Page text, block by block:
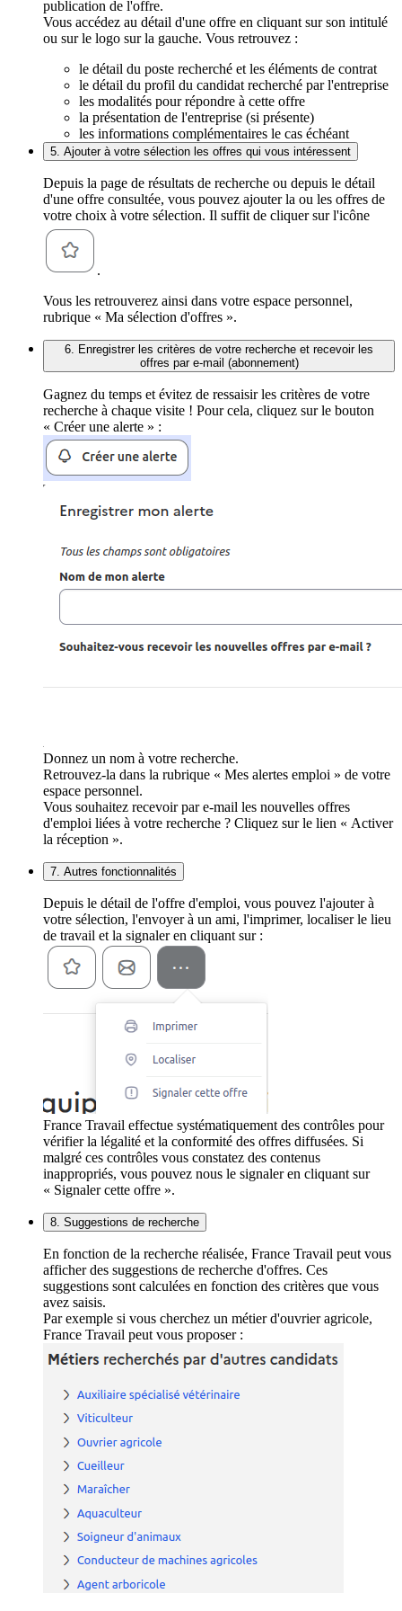
publication de l'offre.
Vous accédez au détail d'une offre en cliquant sur son intitulé
ou sur le logo sur la gauche. Vous retrouvez :
le détail du poste recherché et les éléments de contrat
le détail du profil du candidat recherché par l'entreprise
les modalités pour répondre à cette offre
la présentation de l'entreprise (si présente)
les informations complémentaires le cas échéant
5. Ajouter à votre sélection les offres qui vous intéressent
Depuis la page de résultats de recherche ou depuis le détail
d'une offre consultée, vous pouvez ajouter la ou les offres de
votre choix à votre sélection. Il suffit de cliquer sur l'icône
.
Vous les retrouverez ainsi dans votre espace personnel,
rubrique « Ma sélection d'offres ».
6. Enregistrer les critères de votre recherche et recevoir les
offres par e-mail (abonnement)
Gagnez du temps et évitez de ressaisir les critères de votre
recherche à chaque visite ! Pour cela, cliquez sur le bouton
« Créer une alerte » :
Donnez un nom à votre recherche.
Retrouvez-la dans la rubrique « Mes alertes emploi » de votre
espace personnel.
Vous souhaitez recevoir par e-mail les nouvelles offres
d'emploi liées à votre recherche ? Cliquez sur le lien « Activer
la réception ».
7. Autres fonctionnalités
Depuis le détail de l'offre d'emploi, vous pouvez l'ajouter à
votre sélection, l'envoyer à un ami, l'imprimer, localiser le lieu
de travail et la signaler en cliquant sur :
France Travail effectue systématiquement des contrôles pour
vérifier la légalité et la conformité des offres diffusées. Si
malgré ces contrôles vous constatez des contenus
inappropriés, vous pouvez nous le signaler en cliquant sur
« Signaler cette offre ».
8. Suggestions de recherche
En fonction de la recherche réalisée, France Travail peut vous
afficher des suggestions de recherche d'offres. Ces
suggestions sont calculées en fonction des critères que vous
avez saisis.
Par exemple si vous cherchez un métier d'ouvrier agricole,
France Travail peut vous proposer :